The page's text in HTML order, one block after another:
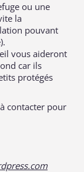
ou une
la
pouvant
vous aideront
car ils
protégés
contacter pour